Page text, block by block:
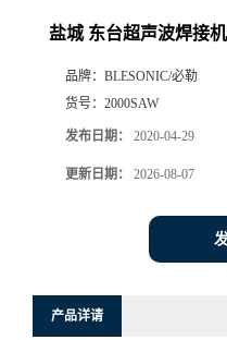
盐城 东台超声波焊接
品牌： BLESONIC/必勒
货号： 2000SAW
发布日期： 2020-04-29
更新日期： 2026-08-07
产品详请